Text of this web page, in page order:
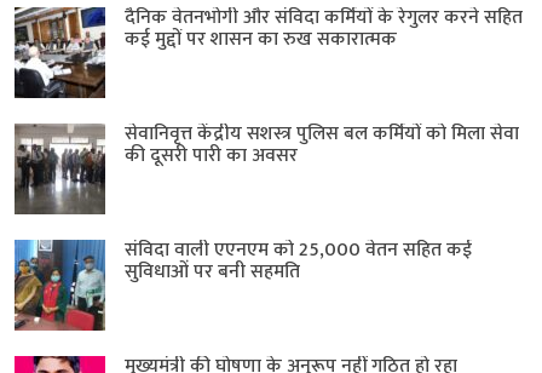
दैनिक वेतनभोगी और संविदा कर्मियों के रेगुलर करने सहित
कई मुद्दों पर शासन का रुख सकारात्मक
सेवानिवृत्त केंद्रीय सशस्त्र पुलिस बल ​कर्मियों को मिला सेवा
की दूसरी पारी का अवसर
संविदा वाली एएनएम को 25,000 वेतन सहित कई
सुविधाओं पर बनी सहमति
मुख्यमंत्री की घोषणा के अनुरूप नहीं गठित हो रहा